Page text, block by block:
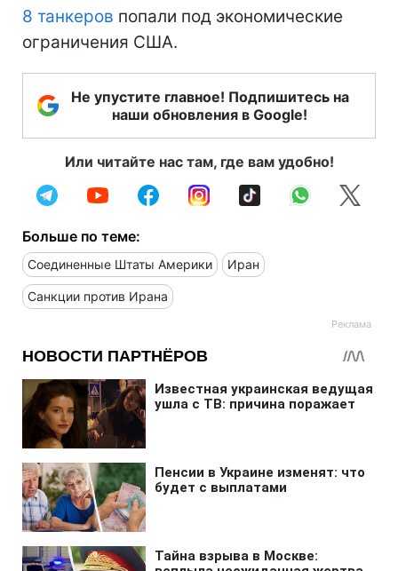
8 танкеров попали под экономические
ограничения США.
Не упустите главное! Подпишитесь на
наши обновления в Google!
Или читайте нас там, где вам удобно!
Больше по теме:
Соединенные Штаты Америки Иран
Санкции против Ирана